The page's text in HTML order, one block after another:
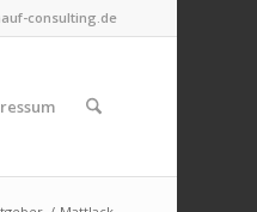
consulting.de